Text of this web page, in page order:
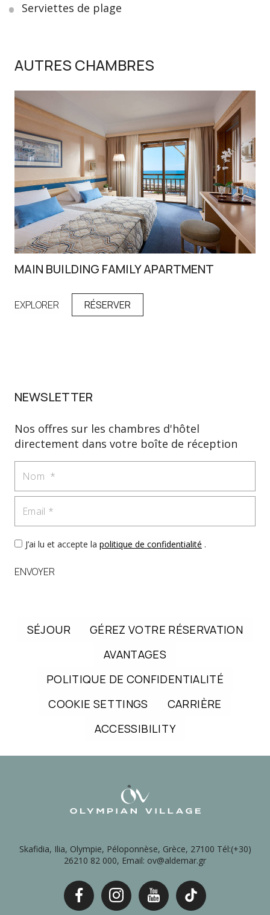
Serviettes de plage
AUTRES CHAMBRES
MAIN BUILDING FAMILY APARTMENT
EXPLORER RÉSERVER
NEWSLETTER
Nos offres sur les chambres d'hôtel
directement dans votre boîte de réception
J’ai lu et accepte la politique de confidentialité .
ENVOYER
SÉJOUR
GÉREZ VOTRE RÉSERVATION
AVANTAGES
POLITIQUE DE CONFIDENTIALITÉ
COOKIE SETTINGS
CARRIÈRE
ACCESSIBILITY
Skafidia, Ilia, Olympie, Péloponnèse, Grèce, 27100 Tél:(+30)
26210 82 000, Email: ov@aldemar.gr